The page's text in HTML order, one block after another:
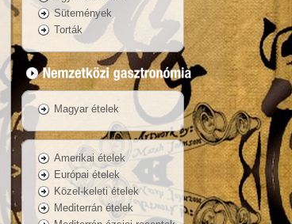
Sütemények
Torták
Magyar ételek
Amerikai ételek
Európai ételek
Közel-keleti ételek
Mediterrán ételek